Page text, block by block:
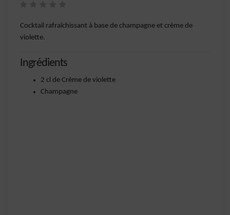
Cocktail rafraîchissant à base de champagne et crème de
violette.
Ingrédients
2 cl de Crème de violette
Champagne